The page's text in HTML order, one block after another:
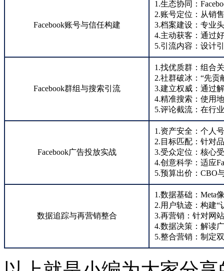
Facebook账号与信任构建
1.生态协同：
2.账号定位：从销
3.档案建设：专业
4.主动获客：通过
5.引流内容：设计
Facebook群组与搜索引流
1.找优质群：组合
2.社群破冰：“先贡
3.建立权威：通过
4.精准搜索：使用
5.评论截流：在行
Facebook广告投放实战
1.资产安全：个人
2.目标匹配：针对
3.受众定位：核心
4.创意科学：适应
5.预算出价：CBO
数据追踪与再营销整合
1.数据基础：Meta
2.用户轨迹：构建
3.再营销：针对网
4.数据决策：解读
5.整合营销：制定